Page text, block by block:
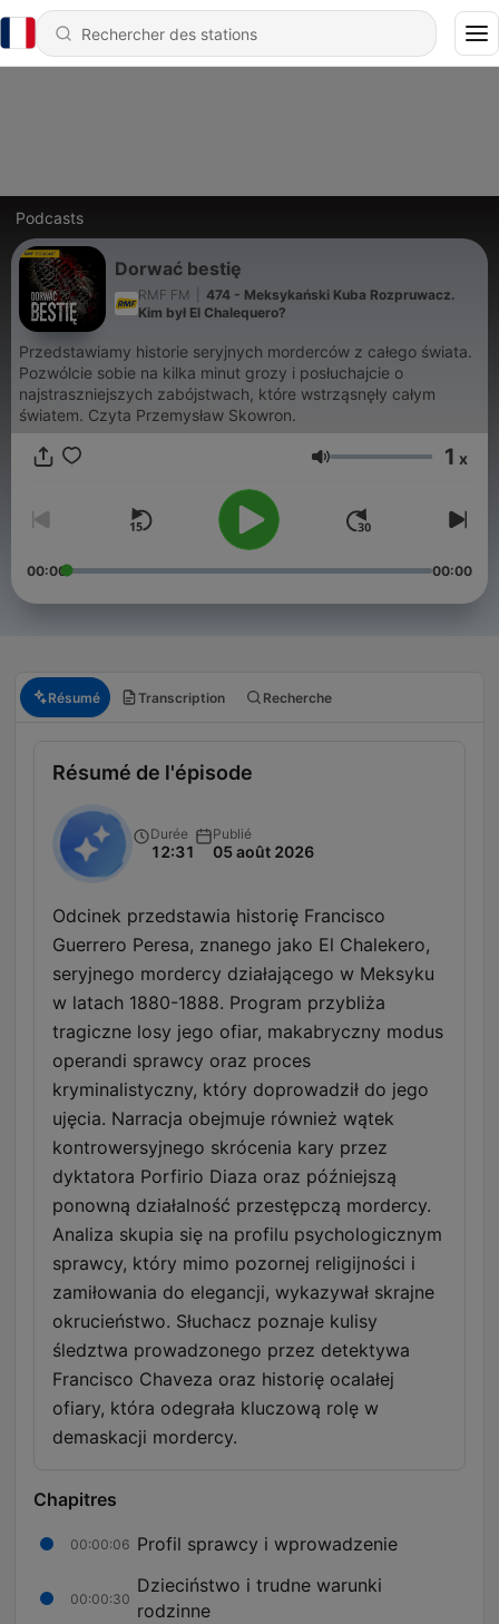
Podcasts
Dorwać bestię
RMF FM
474 - Meksykański Kuba Rozpruwacz.
Kim był El Chalequero?
Przedstawiamy historie seryjnych morderców z całego świata.
Pozwólcie sobie na kilka minut grozy i posłuchajcie o
najstraszniejszych zabójstwach, które wstrząsnęły całym
światem. Czyta Przemysław Skowron.
Volume 1 x
00:00 00:00
Résumé Transcription Recherche
Résumé de l'épisode
Durée
12:31
Publié
05 août 2026
Odcinek przedstawia historię Francisco
Guerrero Peresa, znanego jako El Chalekero,
seryjnego mordercy działającego w Meksyku
w latach 1880-1888. Program przybliża
tragiczne losy jego ofiar, makabryczny modus
operandi sprawcy oraz proces
kryminalistyczny, który doprowadził do jego
ujęcia. Narracja obejmuje również wątek
kontrowersyjnego skrócenia kary przez
dyktatora Porfirio Diaza oraz późniejszą
ponowną działalność przestępczą mordercy.
Analiza skupia się na profilu psychologicznym
sprawcy, który mimo pozornej religijności i
zamiłowania do elegancji, wykazywał skrajne
okrucieństwo. Słuchacz poznaje kulisy
śledztwa prowadzonego przez detektywa
Francisco Chaveza oraz historię ocalałej
ofiary, która odegrała kluczową rolę w
demaskacji mordercy.
Chapitres
00:00:06 Profil sprawcy i wprowadzenie
00:00:30
Dzieciństwo i trudne warunki
rodzinne